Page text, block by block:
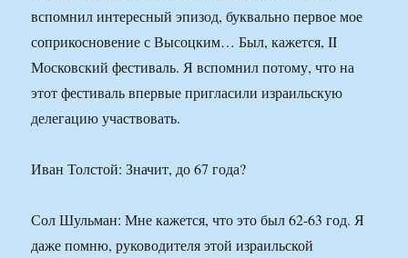
вспомнил интересный эпизод, буквально первое мое
соприкосновение с Высоцким… Был, кажется, II
Московский фестиваль. Я вспомнил потому, что на
этот фестиваль впервые пригласили израильскую
делегацию участвовать.
Иван Толстой: Значит, до 67 года?
Сол Шульман: Мне кажется, что это был 62-63 год. Я
даже помню, руководителя этой израильской